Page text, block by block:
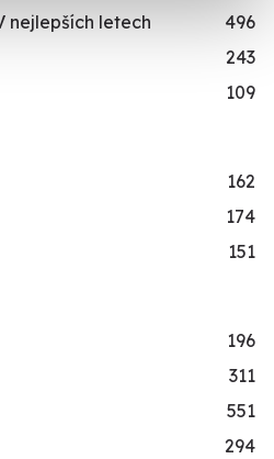
nejlepších letech
496
243
109
162
174
151
196
311
551
294